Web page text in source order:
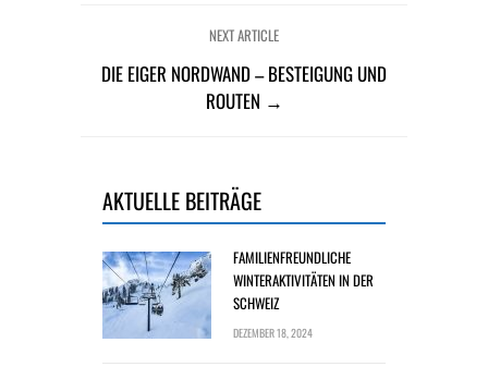
NEXT ARTICLE
DIE EIGER NORDWAND – BESTEIGUNG UND
ROUTEN →
AKTUELLE BEITRÄGE
FAMILIENFREUNDLICHE
WINTERAKTIVITÄTEN IN DER
SCHWEIZ
DEZEMBER 18, 2024